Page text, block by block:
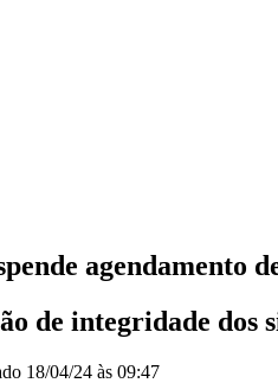
agendamento
de integridade dos
18/04/24 às 09:47